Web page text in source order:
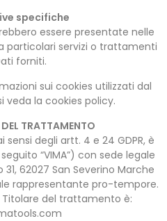
specifiche
essere presentate nelle
particolari servizi o trattamenti
forniti.
sui cookies utilizzati dal
veda la cookies policy.
TRATTAMENTO
degli artt. 4 e 24 GDPR, è
“VIMA”) con sede legale
62027 San Severino Marche
rappresentante pro-tempore.
Titolare del trattamento è: